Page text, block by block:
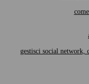
gestisci social network,